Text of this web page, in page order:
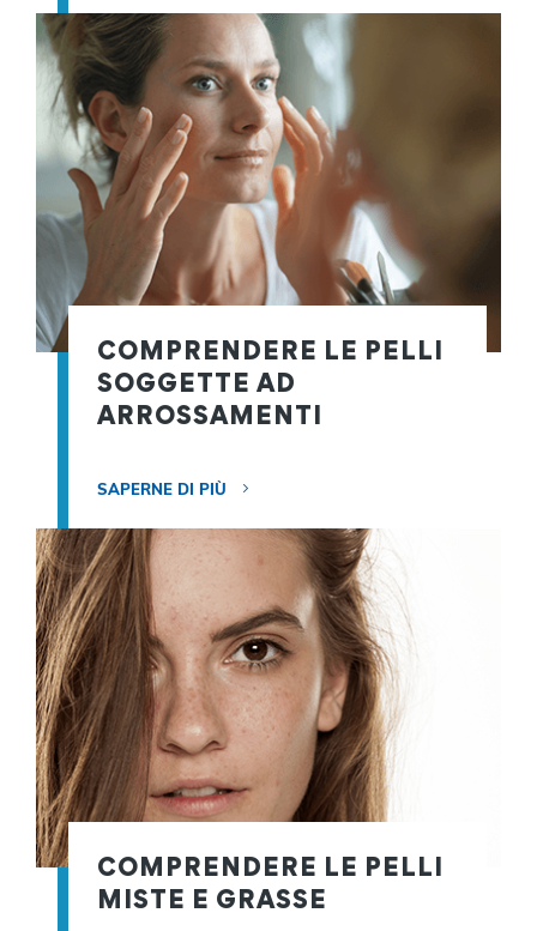
COMPRENDERE LE PELLI
SOGGETTE AD
ARROSSAMENTI
SAPERNE DI PIÙ
COMPRENDERE LE PELLI
MISTE E GRASSE